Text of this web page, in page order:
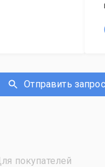
Отправить
покупателей